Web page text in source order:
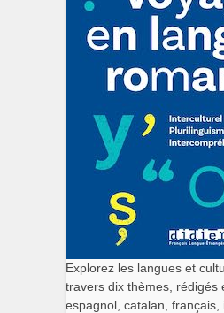
Explorez les langues et
travers dix thèmes, rédigés
espagnol, catalan, français,